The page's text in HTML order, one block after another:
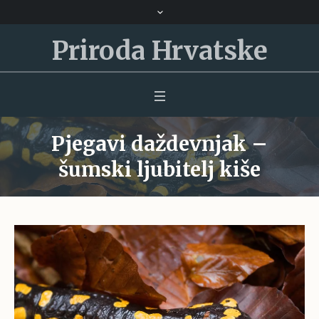
Priroda Hrvatske
Pjegavi daždevnjak –
šumski ljubitelj kiše